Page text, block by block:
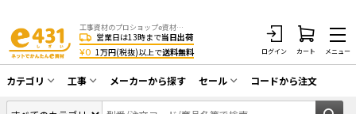
工事資材のプロショップe資材 CATV・アンテナ・防犯・光・LAN・電気・空調工事など
営業日は13時まで当日出荷
¥0 1万円(税抜)以上で送料無料 ログイン カート メニュー
カテゴリ 工事 メーカーから探す セール コードから注文